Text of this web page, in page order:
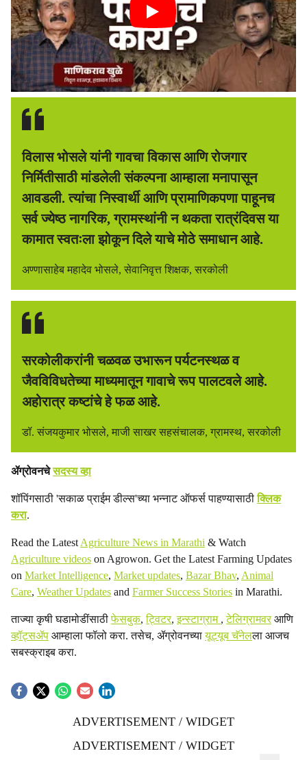
विलास भोसले यांनी गावचा विकास आणि रोजगार
निर्मितीसाठी मांडलेली संकल्पना आम्हाला मनापासून
आवडली. त्यांचा निस्वार्थी आणि प्रामाणिकपणा पाहूनच
सर्व ज्येष्ठ नागरिक, ग्रामस्थांनी न थकता रात्रंदिवस या
कामात स्वतःला झोकून दिले याचे मोठे समाधान आहे.
अण्णासाहेब महादेव भोसले, सेवानिवृत्त शिक्षक, सरकोली
सरकोलीकरांनी चळवळ उभारून पर्यटनस्थळ व
जैवविविधतेच्या माध्यमातून गावाचे रूप पालटवले आहे.
अहोरात्र कष्टांचे हे फळ आहे.
डॉ. संजयकुमार भोसले, माजी साखर सहसंचालक, ग्रामस्थ, सरकोली
ॲग्रोवनचेसदस्य व्हा
शॉपिंगसाठी 'सकाळ प्राईम डील्स'च्या भन्नाट ऑफर्स पाहण्यासाठीक्लिक
करा.
Read the Latest Agriculture News in Marathi & Watch
Agriculture videos on Agrowon. Get the Latest Farming Updates
on Market Intelligence, Market updates, Bazar Bhav, Animal
Care, Weather Updates and Farmer Success Stories in Marathi.
ताज्या कृषी घडामोडींसाठीफेसबुक,ट्विटर,इन्स्टाग्राम ,टेलिग्रामवरआणि
व्हॉट्सॲप आम्हाला फॉलो करा. तसेच, ॲग्रोवनच्यायूट्यूब चॅनेलला आजच
सबस्क्राइब करा.
ADVERTISEMENT / WIDGET
ADVERTISEMENT / WIDGET